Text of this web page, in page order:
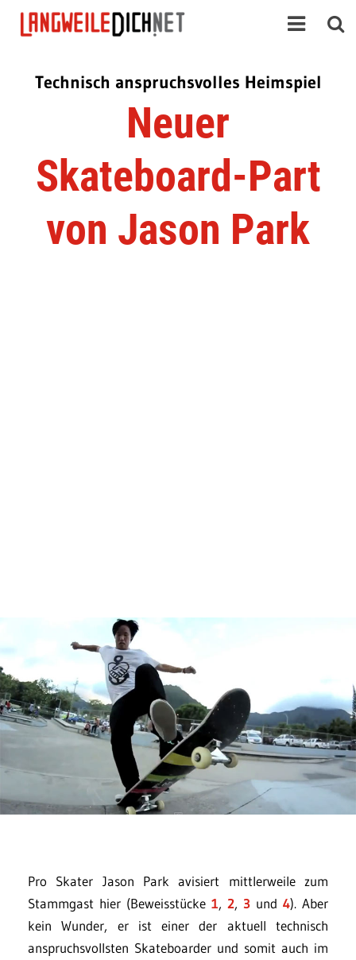
Technisch anspruchsvolles Heimspiel
Neuer
Skateboard-Part
von Jason Park
Pro Skater Jason Park avisiert mittlerweile zum
Stammgast hier (Beweisstücke 1, 2, 3 und 4). Aber
kein Wunder, er ist einer der aktuell technisch
anspruchsvollsten Skateboarder und somit auch im